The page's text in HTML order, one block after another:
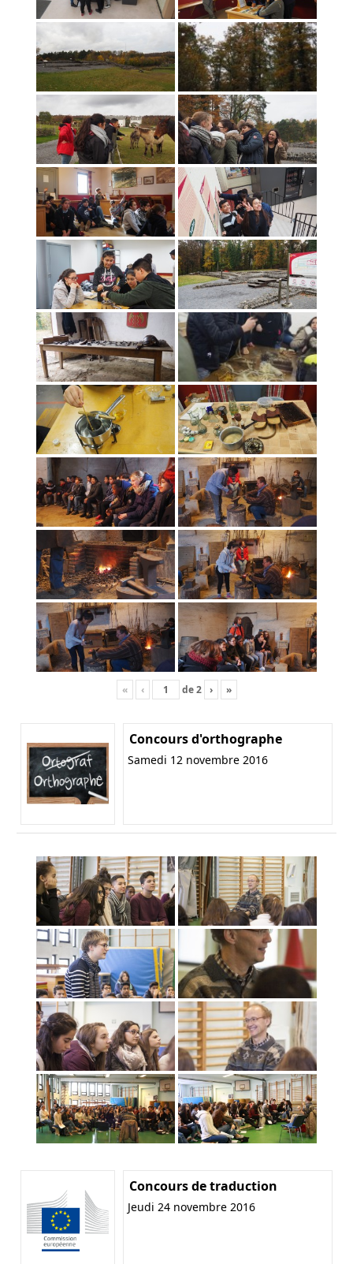
« ‹ de2 › »
Concours d'orthographe
Samedi 12 novembre 2016
Concours de traduction
Jeudi 24 novembre 2016